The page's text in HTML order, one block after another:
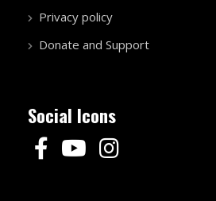
Privacy policy
Donate and Support
Social Icons